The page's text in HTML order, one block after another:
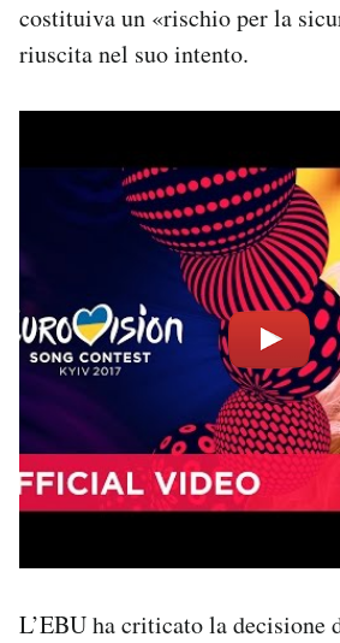
costituiva un «rischio per la
riuscita nel suo intento.
L’EBU ha criticato la decisione